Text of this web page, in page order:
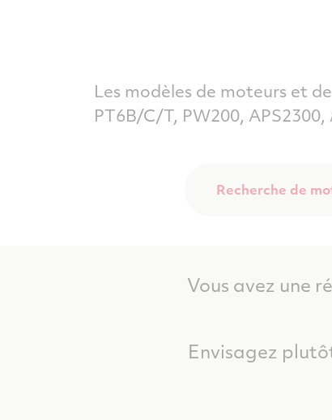
Les modèles de moteurs et
PT6B/C/T, PW200, APS2300,
Recherche de
Vous avez une
Envisagez